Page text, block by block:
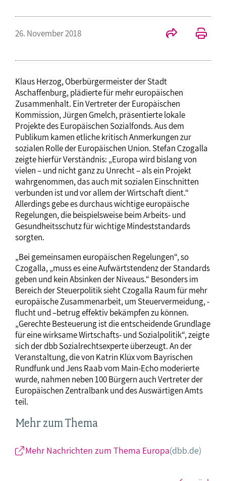
26. November 2018
Klaus Herzog, Oberbürgermeister der Stadt
Aschaffenburg, plädierte für mehr europäischen
Zusammenhalt. Ein Vertreter der Europäischen
Kommission, Jürgen Gmelch, präsentierte lokale
Projekte des Europäischen Sozialfonds. Aus dem
Publikum kamen etliche kritisch Anmerkungen zur
sozialen Rolle der Europäischen Union. Stefan Czogalla
zeigte hierfür Verständnis: „Europa wird bislang von
vielen – und nicht ganz zu Unrecht – als ein Projekt
wahrgenommen, das auch mit sozialen Einschnitten
verbunden ist und vor allem der Wirtschaft dient.“
Allerdings gebe es durchaus wichtige europäische
Regelungen, die beispielsweise beim Arbeits- und
Gesundheitsschutz für wichtige Mindeststandards
sorgten.
„Bei gemeinsamen europäischen Regelungen“, so
Czogalla, „muss es eine Aufwärtstendenz der Standards
geben und kein Absinken der Niveaus.“ Besonders im
Bereich der Steuerpolitik sieht Czogalla Raum für mehr
europäische Zusammenarbeit, um Steuervermeidung, -
flucht und –betrug effektiv bekämpfen zu können.
„Gerechte Besteuerung ist die entscheidende Grundlage
für eine wirksame Wirtschafts- und Sozialpolitik“, zeigte
sich der dbb Sozialrechtsexperte überzeugt. An der
Veranstaltung, die von Katrin Klüx vom Bayrischen
Rundfunk und Jens Raab vom Main-Echo moderierte
wurde, nahmen neben 100 Bürgern auch Vertreter der
Europäischen Zentralbank und des Auswärtigen Amts
teil.
Mehr zum Thema
Mehr Nachrichten zum Thema Europa(dbb.de)